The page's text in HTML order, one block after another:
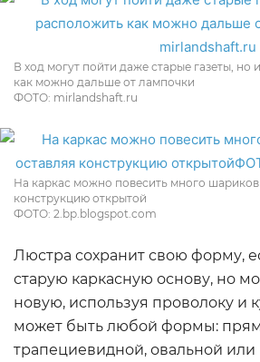
В ход могут пойти даже старые газеты,
как можно дальше от лампочки
ФОТО: mirlandshaft.ru
На каркас можно повесить много шариков
конструкцию открытой
ФОТО: 2.bp.blogspot.com
Люстра сохранит свою форму,
старую каркасную основу, но
новую, используя проволоку и
может быть любой формы:
трапециевидной, овальной или